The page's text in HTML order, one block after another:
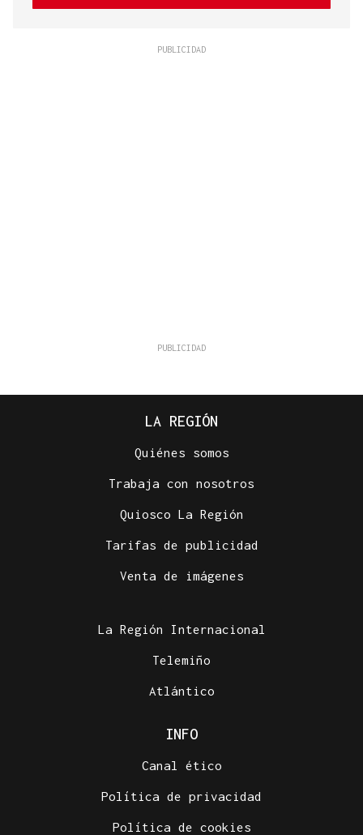
LA REGIÓN
Quiénes somos
Trabaja con nosotros
Quiosco La Región
Tarifas de publicidad
Venta de imágenes
La Región Internacional
Telemiño
Atlántico
INFO
Canal ético
Política de privacidad
Política de cookies